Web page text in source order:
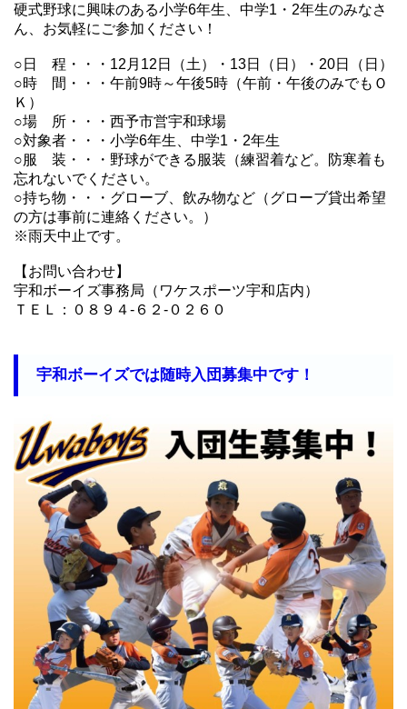
硬式野球に興味のある小学6年生、中学1・2年生のみなさ
ん、お気軽にご参加ください！
○日 程・・・12月12日（土）・13日（日）・20日（日）
○時 間・・・午前9時～午後5時（午前・午後のみでもＯ
Ｋ）
○場 所・・・西予市営宇和球場
○対象者・・・小学6年生、中学1・2年生
○服 装・・・野球ができる服装（練習着など。防寒着も
忘れないでください。
○持ち物・・・グローブ、飲み物など（グローブ貸出希望
の方は事前に連絡ください。）
※雨天中止です。
【お問い合わせ】
宇和ボーイズ事務局（ワケスポーツ宇和店内）
ＴＥＬ：０８９４‐６２‐０２６０
宇和ボーイズでは随時入団募集中です！